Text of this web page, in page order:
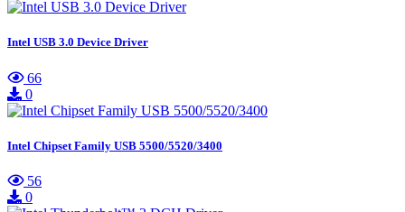
Intel USB 3.0 Device Driver
66
0
Intel Chipset Family USB 5500/5520/3400
56
0